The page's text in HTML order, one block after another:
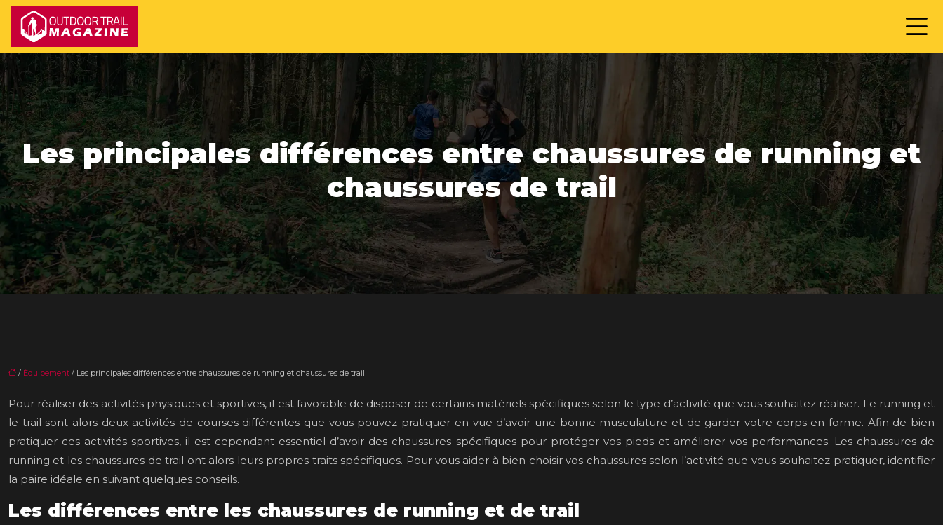
Les principales différences entre chaussures de running et
chaussures de trail
/ Équipement / Les principales différences entre chaussures de running et chaussures de trail
Pour réaliser des activités physiques et sportives, il est favorable de disposer de certains matériels spécifiques selon le type d’activité que vous souhaitez réaliser. Le running et
le trail sont alors deux activités de courses différentes que vous pouvez pratiquer en vue d’avoir une bonne musculature et de garder votre corps en forme. Afin de bien
pratiquer ces activités sportives, il est cependant essentiel d’avoir des chaussures spécifiques pour protéger vos pieds et améliorer vos performances. Les chaussures de
running et les chaussures de trail ont alors leurs propres traits spécifiques. Pour vous aider à bien choisir vos chaussures selon l’activité que vous souhaitez pratiquer, identifier
la paire idéale en suivant quelques conseils.
Les différences entre les chaussures de running et de trail